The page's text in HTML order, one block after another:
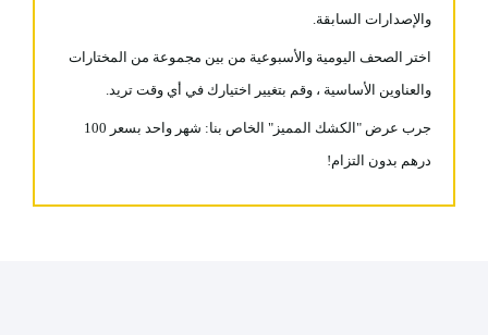
والإصدارات السابقة.
اختر الصحف اليومية والأسبوعية من بين مجموعة من المختارات
والعناوين الأساسية ، وقم بتغيير اختيارك في أي وقت تريد.
جرب عرض "الكشك المميز" الخاص بنا: شهر واحد بسعر 100
درهم بدون التزام!